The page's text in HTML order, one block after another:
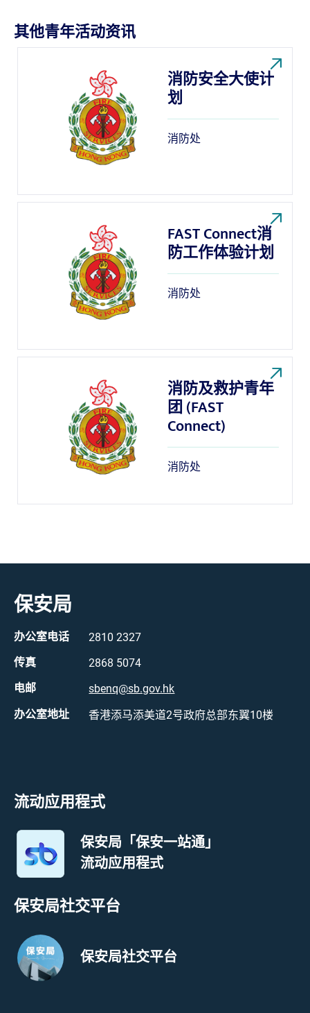
其他青年活动资讯
消防安全大使计
划
消防处
FAST Connect消
防工作体验计划
消防处
消防及救护青年
团 (FAST
Connect)
消防处
保安局
办公室电话 2810 2327
传真 2868 5074
电邮 sbenq@sb.gov.hk
办公室地址 香港添马添美道2号政府总部东翼10楼
流动应用程式
保安局「保安一站通」
流动应用程式
保安局社交平台
保安局社交平台